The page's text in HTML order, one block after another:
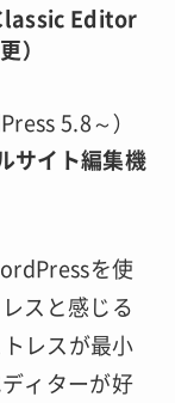
Editor
）
5.8～）
サイト編集機
を使
スと感じる
レスが最小
ィターが好